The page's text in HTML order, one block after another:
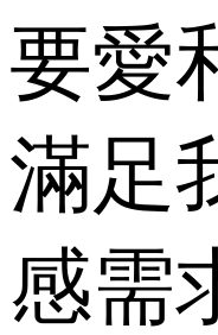
要愛
滿足
感需